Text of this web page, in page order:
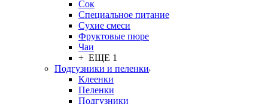
Сок
Специальное питание
Сухие смеси
Фруктовые пюре
Чаи
+ ЕЩЕ 1
Подгузники и пеленки
Клеенки
Пеленки
Подгузники